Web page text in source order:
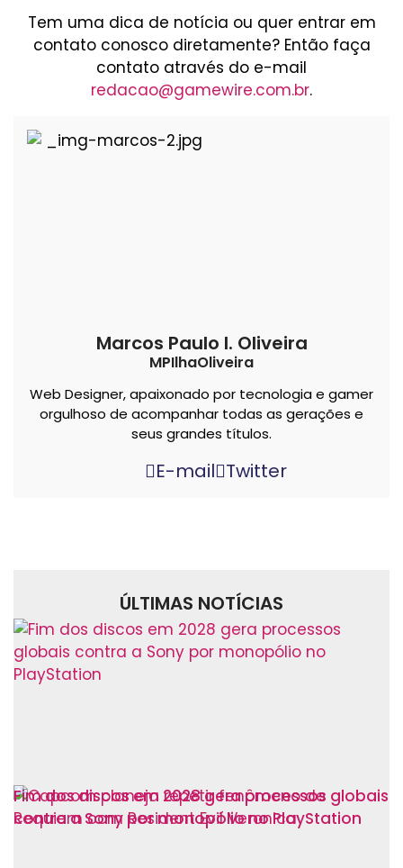
Tem uma dica de notícia ou quer entrar em
contato conosco diretamente? Então faça
contato através do e-mail
redacao@gamewire.com.br.
Marcos Paulo I. Oliveira
MPIlhaOliveira
Web Designer, apaixonado por tecnologia e gamer
orgulhoso de acompanhar todas as gerações e
seus grandes títulos.
E-mail Twitter
ÚLTIMAS NOTÍCIAS
Fim dos discos em 2028 gera processos globais
contra a Sony por monopólio no PlayStation